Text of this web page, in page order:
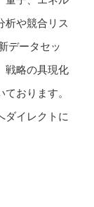
析や競合リス
データセッ
戦略の具現化
おります。
ダイレクトに